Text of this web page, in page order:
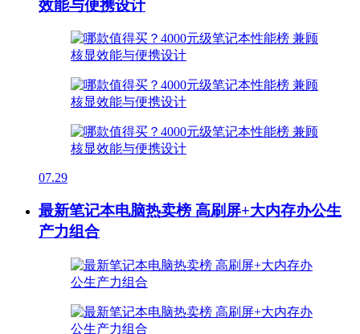
效能与便携设计
07.29
最新笔记本电脑热卖榜 高刷屏+大内存办公生
产力组合